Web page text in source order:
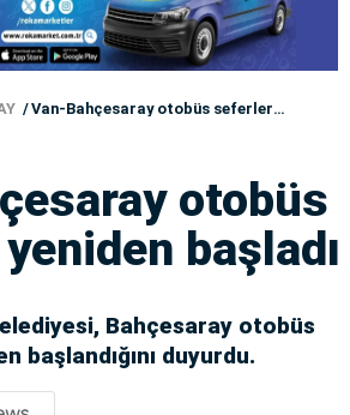
Van-Bahçesaray otobüs seferleri yeniden başladı
otobüs
başladı
Bahçesaray otobüs
başlandığını duyurdu.